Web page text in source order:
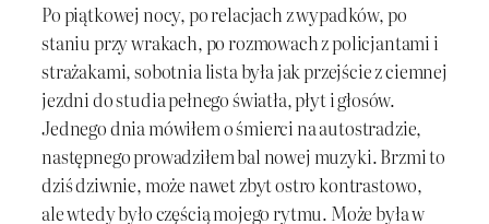
Po piątkowej nocy, po relacjach z wypadków, po
staniu przy wrakach, po rozmowach z policjantami i
strażakami, sobotnia lista była jak przejście z ciemnej
jezdni do studia pełnego światła, płyt i głosów.
Jednego dnia mówiłem o śmierci na autostradzie,
następnego prowadziłem bal nowej muzyki. Brzmi to
dziś dziwnie, może nawet zbyt ostro kontrastowo,
ale wtedy było częścią mojego rytmu. Może była w